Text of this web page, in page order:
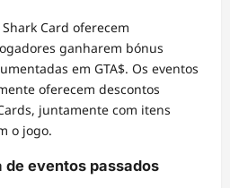
Card oferecem
ganharem bónus
em GTA$. Os eventos
oferecem descontos
juntamente com itens
o jogo.
eventos passados